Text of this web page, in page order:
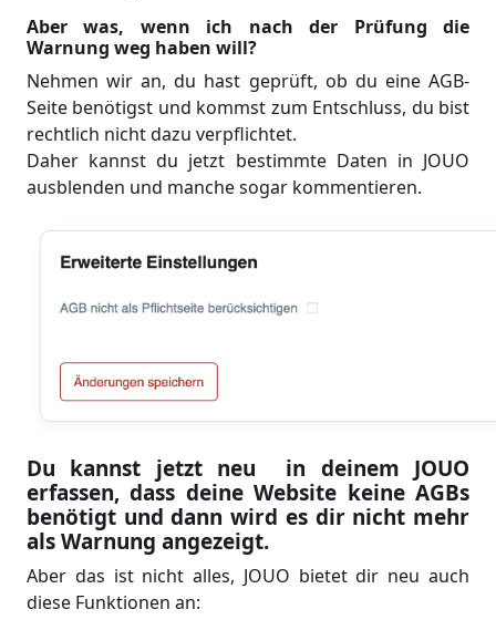
Aber was, wenn ich nach der Prüfung die
Warnung weg haben will?
Nehmen wir an, du hast geprüft, ob du eine AGB-
Seite benötigst und kommst zum Entschluss, du bist
rechtlich nicht dazu verpflichtet.
Daher kannst du jetzt bestimmte Daten in JOUO
ausblenden und manche sogar kommentieren.
Du kannst jetzt neu in deinem JOUO
erfassen, dass deine Website keine AGBs
benötigt und dann wird es dir nicht mehr
als Warnung angezeigt.
Aber das ist nicht alles, JOUO bietet dir neu auch
diese Funktionen an: